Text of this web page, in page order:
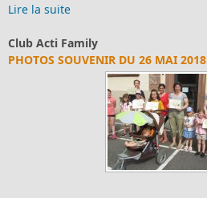
Lire la suite
Club Acti Family
PHOTOS SOUVENIR DU 26 MAI 2018